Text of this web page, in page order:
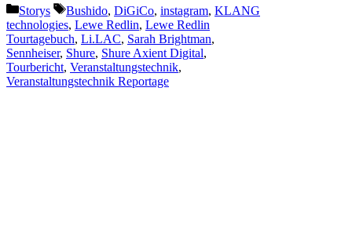
Kategorien
Storys Schlagwörter
Bushido, DiGiCo, instagram, KLANG
technologies, Lewe Redlin, Lewe Redlin
Tourtagebuch, Li.LAC, Sarah Brightman,
Sennheiser, Shure, Shure Axient Digital,
Tourbericht, Veranstaltungstechnik,
Veranstaltungstechnik Reportage